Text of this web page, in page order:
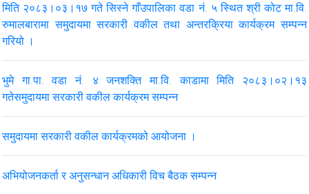
मिति २०८३।०३।१७ गते सिस्ने गाँउपालिका वडा नं. ५ स्थित श्री कोट मा.वि.
रुमालबारामा समुदायमा सरकारी वकील तथा अन्तरक्रिया कार्यक्रम सम्पन्न
गरियो ।
भुमे गा.पा. वडा नं. ४ जनशक्ति मा.वि. काडामा मिति २०८३।०२।१३
गतेसमुदायमा सरकारी वकील कार्यक्रम सम्पन्न
समुदायमा सरकारी वकील कार्यक्रमको आयोजना ।
अभियोजनकर्ता र अनुसन्धान अधिकारी विच बैठक सम्पन्न